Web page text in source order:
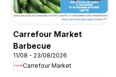
Carrefour Market
Barbecue
11/08 - 23/08/2026
Carrefour Market